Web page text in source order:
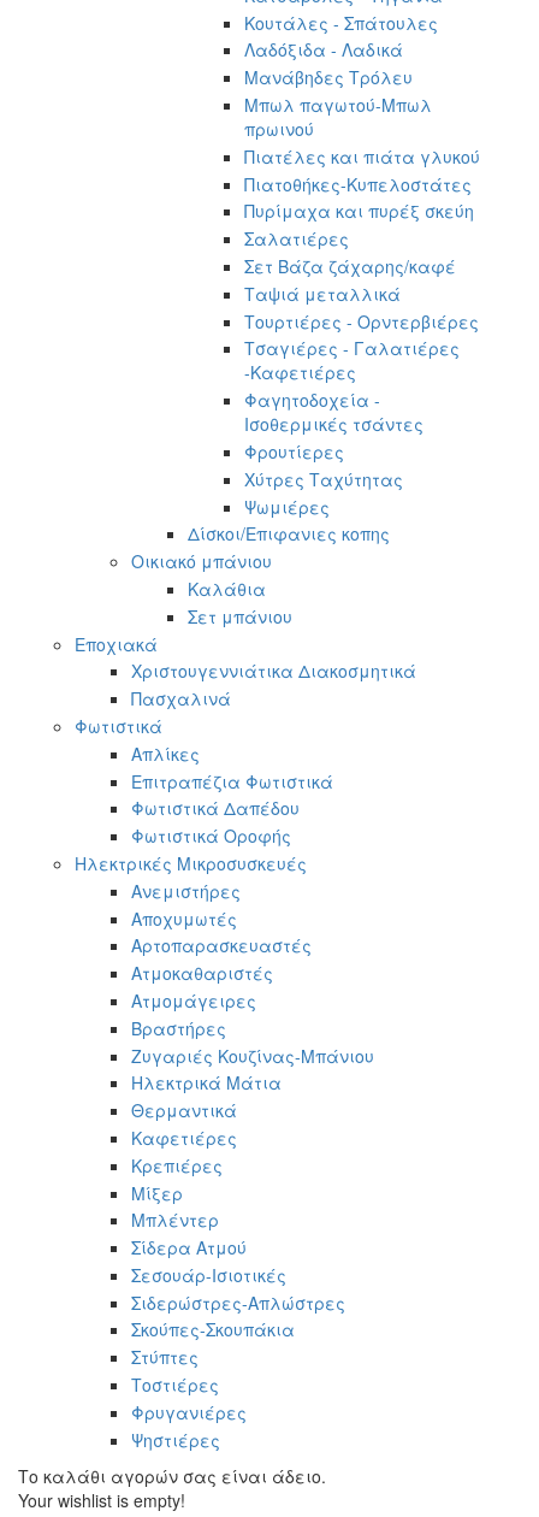
Κουτάλες - Σπάτουλες
Λαδόξιδα - Λαδικά
Μανάβηδες Τρόλευ
Μπωλ παγωτού-Μπωλ
πρωινού
Πιατέλες και πιάτα γλυκού
Πιατοθήκες-Κυπελοστάτες
Πυρίμαχα και πυρέξ σκεύη
Σαλατιέρες
Σετ Βάζα ζάχαρης/καφέ
Ταψιά μεταλλικά
Τουρτιέρες - Ορντερβιέρες
Τσαγιέρες - Γαλατιέρες
-Καφετιέρες
Φαγητοδοχεία -
Ισοθερμικές τσάντες
Φρουτίερες
Χύτρες Ταχύτητας
Ψωμιέρες
Δίσκοι/Επιφανιες κοπης
Οικιακό μπάνιου
Καλάθια
Σετ μπάνιου
Εποχιακά
Χριστουγεννιάτικα Διακοσμητικά
Πασχαλινά
Φωτιστικά
Απλίκες
Επιτραπέζια Φωτιστικά
Φωτιστικά Δαπέδου
Φωτιστικά Οροφής
Ηλεκτρικές Μικροσυσκευές
Ανεμιστήρες
Αποχυμωτές
Αρτοπαρασκευαστές
Ατμοκαθαριστές
Ατμομάγειρες
Βραστήρες
Ζυγαριές Κουζίνας-Μπάνιου
Ηλεκτρικά Μάτια
Θερμαντικά
Καφετιέρες
Κρεπιέρες
Μίξερ
Μπλέντερ
Σίδερα Ατμού
Σεσουάρ-Ισιοτικές
Σιδερώστρες-Απλώστρες
Σκούπες-Σκουπάκια
Στύπτες
Τοστιέρες
Φρυγανιέρες
Ψηστιέρες
Το καλάθι αγορών σας είναι άδειο.
Your wishlist is empty!